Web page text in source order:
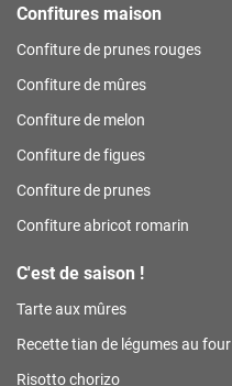
Confitures maison
Confiture de prunes rouges
Confiture de mûres
Confiture de melon
Confiture de figues
Confiture de prunes
Confiture abricot romarin
C'est de saison !
Tarte aux mûres
Recette tian de légumes au four
Risotto chorizo